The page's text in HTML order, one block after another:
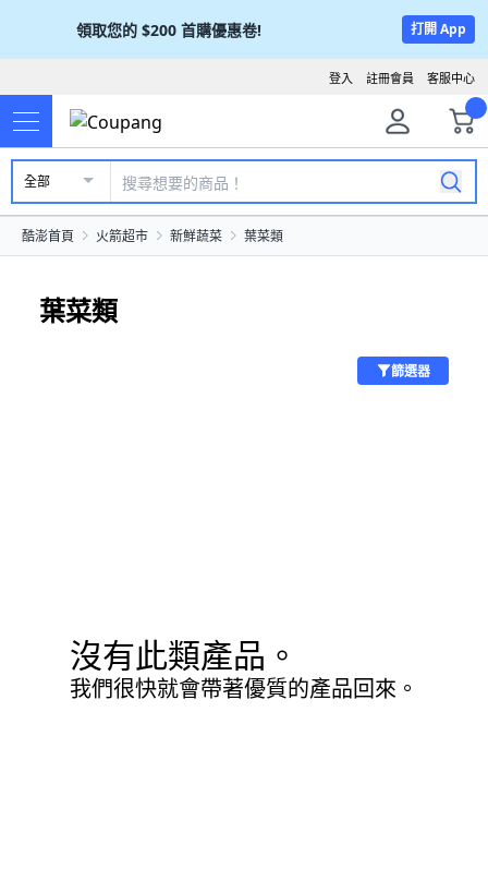
領取您的 $200 首購優惠卷! 打開 App
客服中心
註冊會員
登入
全部
酷澎首頁 火箭超市 新鮮蔬菜 葉菜類
葉菜類
篩選器
沒有此類產品。
我們很快就會帶著優質的產品回來。